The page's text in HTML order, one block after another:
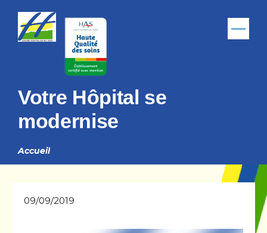
Menu
Votre Hôpital se
modernise
Fil
Accueil
09/09/2019